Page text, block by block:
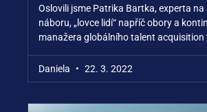
Oslovili jsme Patrika Bartka, experta
náboru, „lovce lidí“ napříč obory a
manažera globálního talent acquisition
Daniela 22. 3. 2022